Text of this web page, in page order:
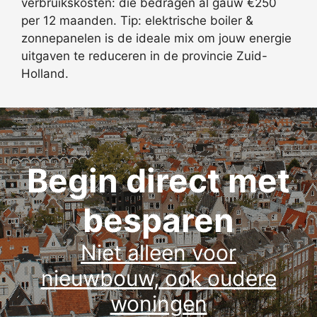
per 12 maanden. Tip: elektrische boiler &
zonnepanelen is de ideale mix om jouw energie
uitgaven te reduceren in de provincie Zuid-
Holland.
Begin direct met
besparen
Niet alleen voor
nieuwbouw, ook oudere
woningen